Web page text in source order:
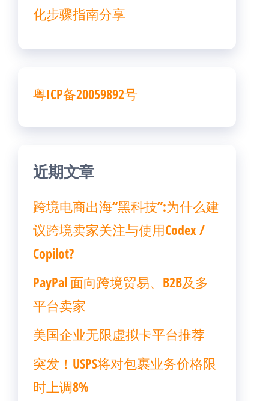
化步骤指南分享
粤ICP备20059892号
近期文章
跨境电商出海“黑科技”:为什么建
议跨境卖家关注与使用Codex /
Copilot?
PayPal 面向跨境贸易、B2B及多
平台卖家
美国企业无限虚拟卡平台推荐
突发！USPS将对包裹业务价格限
时上调8%